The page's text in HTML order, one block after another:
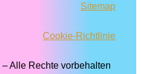
Sitemap
Cookie-Richtlinie
– Alle Rechte vorbehalten